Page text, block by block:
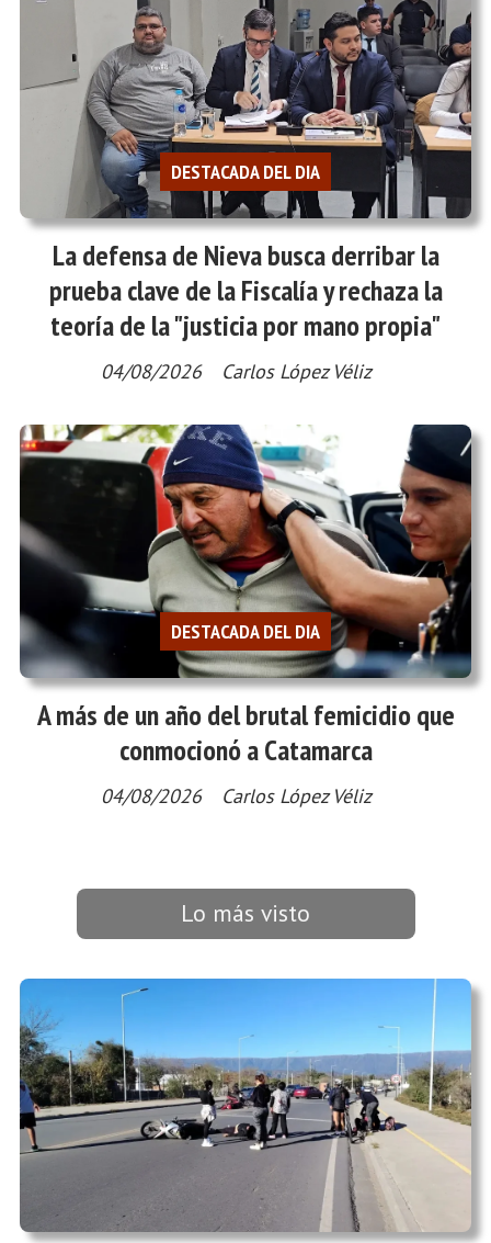
La defensa de Nieva busca derribar la
prueba clave de la Fiscalía y rechaza la
teoría de la "justicia por mano propia"
Carlos López Véliz
DESTACADA DEL DIA
04/08/2026
A más de un año del brutal femicidio que
conmocionó a Catamarca
Carlos López Véliz
DESTACADA DEL DIA
04/08/2026
Lo más visto